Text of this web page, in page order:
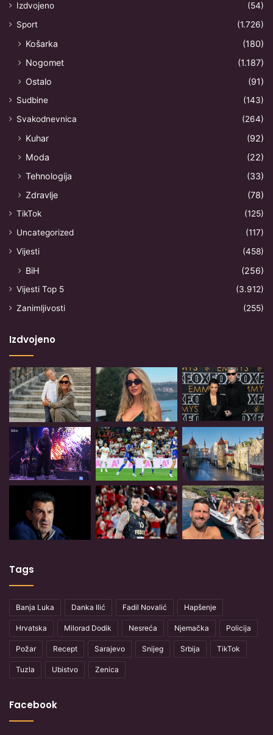
Izdvojeno
(54)
Sport
(1.726)
Košarka
(180)
Nogomet
(1.187)
Ostalo
(91)
Sudbine
(143)
Svakodnevnica
(264)
Kuhar
(92)
Moda
(22)
Tehnologija
(33)
Zdravlje
(78)
TikTok
(125)
Uncategorized
(117)
Vijesti
(458)
BiH (256)
Vijesti Top 5
(3.912)
Zanimljivosti
(255)
Izdvojeno
Tags
Banja Luka Danka Ilić Fadil Novalić Hapšenje
Hrvatska Milorad Dodik Nesreća Njemačka Policija
Požar Recept Sarajevo Snijeg Srbija TikTok
Tuzla Ubistvo Zenica
Facebook